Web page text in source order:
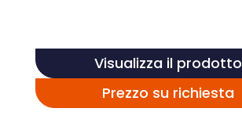
Visualizza il prodotto
Prezzo su richiesta